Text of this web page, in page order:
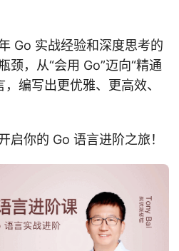
Go 实战经验和深度思考的
颈，从“会用 Go”迈向“精通
编写出更优雅、更高效、
启你的 Go 语言进阶之旅！